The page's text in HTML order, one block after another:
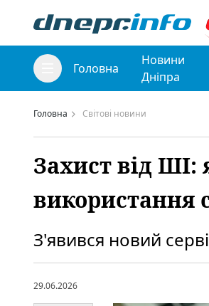
Головна
Новини
Дніпра
Головна Світові новини
Захист від ШІ:
використання
З'явився новий
29.06.2026